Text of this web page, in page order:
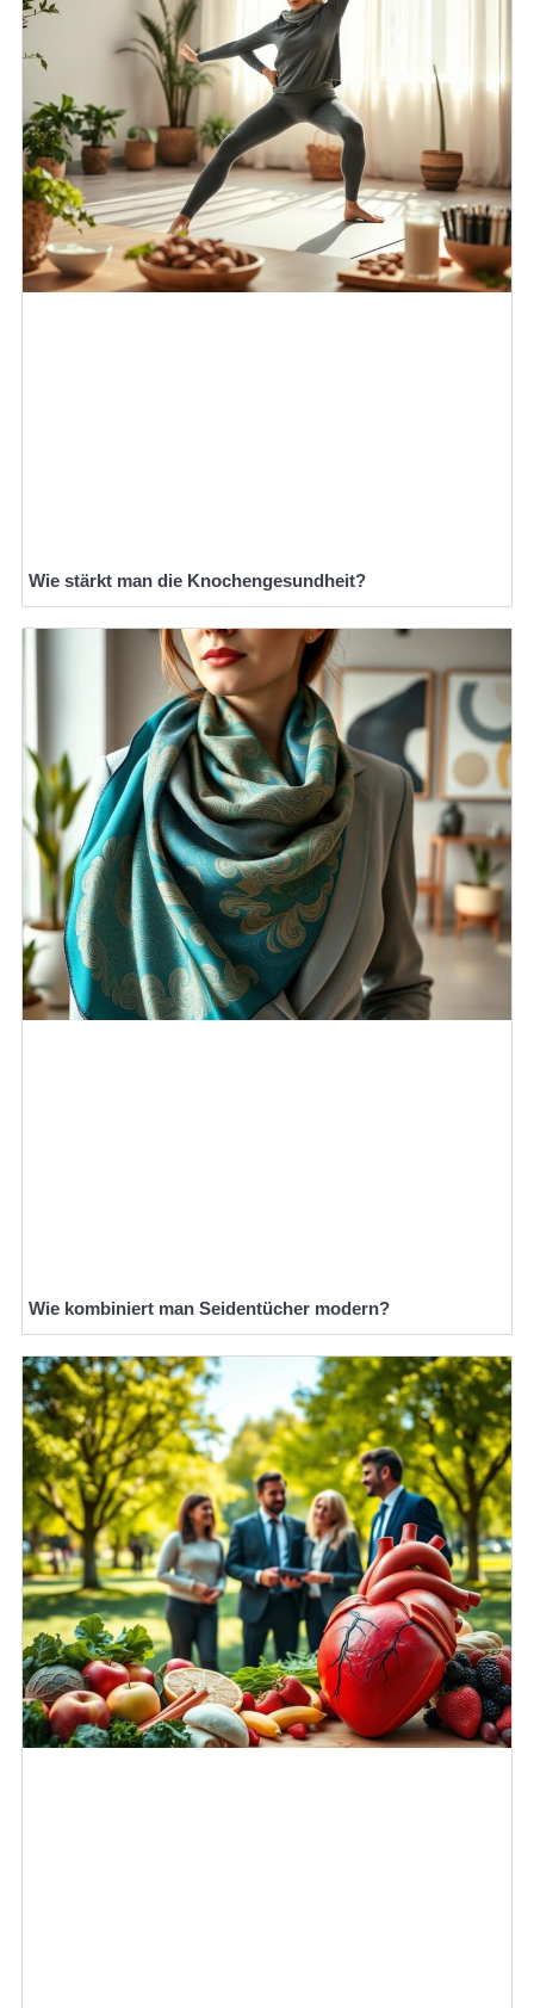
Wie stärkt man die Knochengesundheit?
Wie kombiniert man Seidentücher modern?